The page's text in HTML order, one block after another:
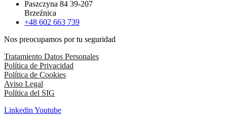
Paszczyna 84 39-207
Brzeźnica
+48 602 663 739
Nos preocupamos por tu seguridad
Tratamiento Datos Personales
Política de Privacidad
Política de Cookies
Aviso Legal
Política del SIG
Linkedin Youtube